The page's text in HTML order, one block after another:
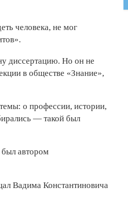
человека, не мог
диссертацию. Но он не
в обществе «Знание»,
о профессии, истории,
— такой был
автором
Вадима Константиновича